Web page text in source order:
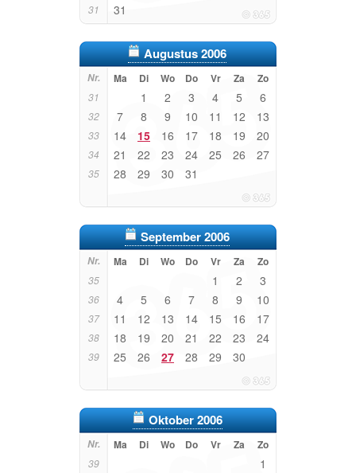
31 31
Augustus 2006
Nr. Ma Di Wo Do Vr Za Zo
31 1 2 3 4 5 6
32 7 8 9 10 11 12 13
33 14 15 16 17 18 19 20
34 21 22 23 24 25 26 27
35 28 29 30 31
September 2006
Nr. Ma Di Wo Do Vr Za Zo
35 1 2 3
36 4 5 6 7 8 9 10
37 11 12 13 14 15 16 17
38 18 19 20 21 22 23 24
39 25 26 27 28 29 30
Oktober 2006
Nr. Ma Di Wo Do Vr Za Zo
39 1